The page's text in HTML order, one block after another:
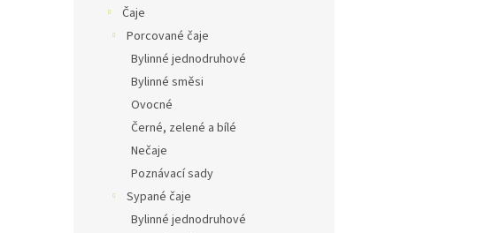
Čaje
Porcované čaje
Bylinné jednodruhové
Bylinné směsi
Ovocné
Černé, zelené a bílé
Nečaje
Poznávací sady
Sypané čaje
Bylinné jednodruhové